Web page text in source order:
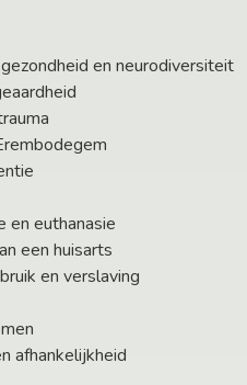
en neurodiversiteit
en euthanasie
een huisarts
en verslaving
afhankelijkheid